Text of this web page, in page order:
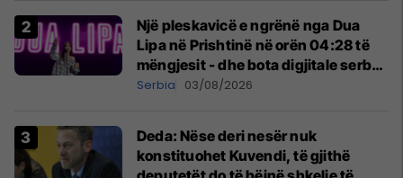
Një pleskavicë e ngrënë nga Dua
Lipa në Prishtinë në orën 04:28 të
mëngjesit - dhe bota digjitale serbe
shpall gjendjen e luftës
Serbia 03/08/2026
Deda: Nëse deri nesër nuk
konstituohet Kuvendi, të gjithë